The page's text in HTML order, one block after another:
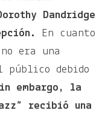
Dandridge
En cuanto
era una
público debido
embargo, la
recibió una